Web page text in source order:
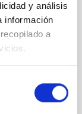
y análisis
información
a
y haciendo
en el
de
detectar